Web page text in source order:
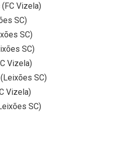
(FC Vizela)
SC)
SC)
SC)
Vizela)
(Leixões SC)
Vizela)
SC)